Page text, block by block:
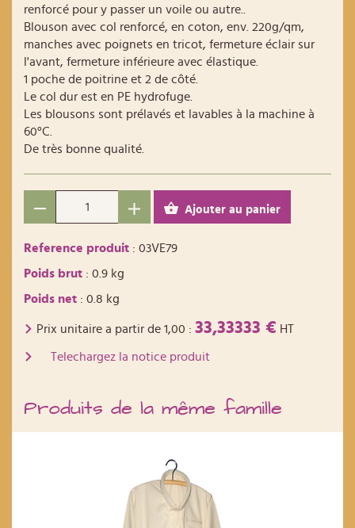
renforcé pour y passer un voile ou autre..
Blouson avec col renforcé, en coton, env. 220g/qm,
manches avec poignets en tricot, fermeture éclair sur
l'avant, fermeture inférieure avec élastique.
1 poche de poitrine et 2 de côté.
Le col dur est en PE hydrofuge.
Les blousons sont prélavés et lavables à la machine à
60°C.
De très bonne qualité.
Ajouter au panier
Reference produit : 03VE79
Poids brut : 0.9 kg
Poids net : 0.8 kg
Prix unitaire a partir de 1,00 : 33,33333 € HT
Telechargez la notice produit
Produits de la même famille